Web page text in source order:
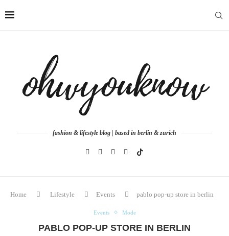
fashion & lifestyle blog | based in berlin & zurich
Home Lifestyle Events pablo pop-up store in berlin
Events Mode
PABLO POP-UP STORE IN BERLIN